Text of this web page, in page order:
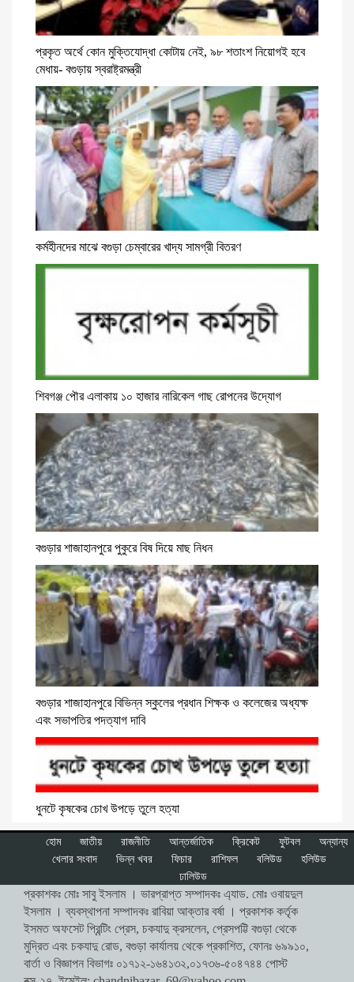
প্রকৃত অর্থে কোন মুক্তিযোদ্ধা কোটায় নেই, ৯৮ শতাংশ নিয়োগই হবে
মেধায়- বগুড়ায় স্বরাষ্ট্রমন্ত্রী
কর্মহীনদের মাঝে বগুড়া চেম্বারের খাদ্য সামগ্রী বিতরণ
শিবগঞ্জ পৌর এলাকায় ১০ হাজার নারিকেল গাছ রোপনের উদ্যোগ
বগুড়ার শাজাহানপুরে পুকুরে বিষ দিয়ে মাছ নিধন
বগুড়ার শাজাহানপুরে বিভিন্ন স্কুলের প্রধান শিক্ষক ও কলেজের অধ্যক্ষ
এবং সভাপতির পদত্যাগ দাবি
ধুনটে কৃষকের চোখ উপড়ে তুলে হত্যা
হোম জাতীয় রাজনীতি আন্তর্জাতিক ক্রিকেট ফুটবল
অন্যান্য
খেলার সংবাদ
ভিন্ন খবর ফিচার রাশিফল বলিউড
হলিউড
ঢালিউড
প্রকাশকঃ মোঃ সাবু ইসলাম । ভারপ্রাপ্ত সম্পাদকঃ এ্যাড. মোঃ ওবায়দুল
ইসলাম । ব্যবস্থাপনা সম্পাদকঃ রাবিয়া আক্তার বর্ষা । প্রকাশক কর্তৃক
ইসমত অফসেট প্রিন্টিং প্রেস, চকযাদু ক্রসলেন, প্রেসপট্টি বগুড়া থেকে
মুদ্রিত এবং চকযাদু রোড, বগুড়া কার্যালয় থেকে প্রকাশিত, ফোনঃ ৬৯৯১০,
বার্তা ও বিজ্ঞাপন বিভাগঃ ০১৭১২-১৬৪১৩২,০১৭৩৬-৫০৪৭৪৪ পোস্ট